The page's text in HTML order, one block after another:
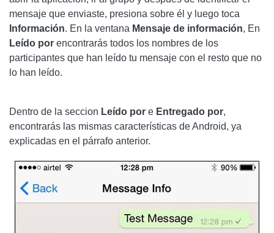
mensaje que enviaste, presiona sobre él y luego toca
Información. En la ventana Mensaje de información, En
Leído por encontrarás todos los nombres de los
participantes que han leído tu mensaje con el resto que no
lo han leído.
Dentro de la seccion Leído por e Entregado por,
encontrarás las mismas características de Android, ya
explicadas en el párrafo anterior.